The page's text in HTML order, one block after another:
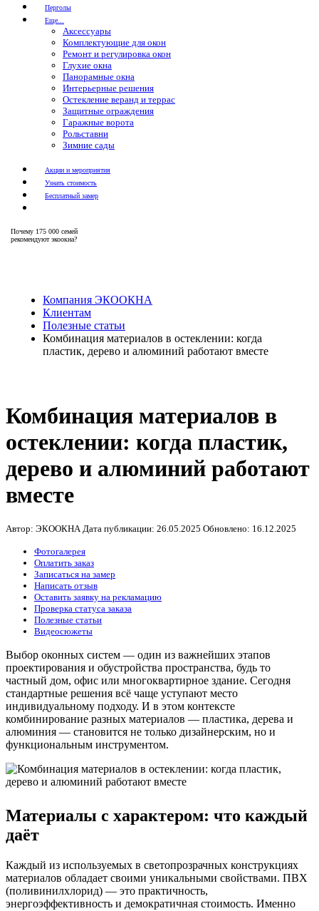
Перголы
Еще...
Аксессуары
Комплектующие для окон
Ремонт и регулировка окон
Глухие окна
Панорамные окна
Интерьерные решения
Остекление веранд и террас
Защитные ограждения
Гаражные ворота
Рольставни
Зимние сады
Акции и мероприятия
Узнать стоимость
Бесплатный замер
Почему 175 000 семей
рекомендуют экоокна?
Компания ЭКООКНА
Клиентам
Полезные статьи
Комбинация материалов в остеклении: когда
пластик, дерево и алюминий работают вместе
Комбинация материалов в
остеклении: когда пластик,
дерево и алюминий работают
вместе
Автор: ЭКООКНА Дата публикации: 26.05.2025 Обновлено: 16.12.2025
Фотогалерея
Оплатить заказ
Записаться на замер
Написать отзыв
Оставить заявку на рекламацию
Проверка статуса заказа
Полезные статьи
Видеосюжеты
Выбор оконных систем — один из важнейших этапов
проектирования и обустройства пространства, будь то
частный дом, офис или многоквартирное здание. Сегодня
стандартные решения всё чаще уступают место
индивидуальному подходу. И в этом контексте
комбинирование разных материалов — пластика, дерева и
алюминия — становится не только дизайнерским, но и
функциональным инструментом.
Материалы с характером: что каждый
даёт
Каждый из используемых в светопрозрачных конструкциях
материалов обладает своими уникальными свойствами. ПВХ
(поливинилхлорид) — это практичность,
энергоэффективность и демократичная стоимость. Именно